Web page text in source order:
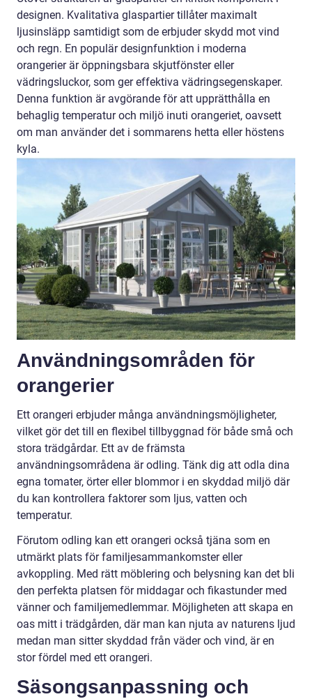
designen. Kvalitativa glaspartier tillåter maximalt
ljusinsläpp samtidigt som de erbjuder skydd mot vind
och regn. En populär designfunktion i moderna
orangerier är öppningsbara skjutfönster eller
vädringsluckor, som ger effektiva vädringsegenskaper.
Denna funktion är avgörande för att upprätthålla en
behaglig temperatur och miljö inuti orangeriet, oavsett
om man använder det i sommarens hetta eller höstens
kyla.
Användningsområden för
orangerier
Ett orangeri erbjuder många användningsmöjligheter,
vilket gör det till en flexibel tillbyggnad för både små och
stora trädgårdar. Ett av de främsta
användningsområdena är odling. Tänk dig att odla dina
egna tomater, örter eller blommor i en skyddad miljö där
du kan kontrollera faktorer som ljus, vatten och
temperatur.
Förutom odling kan ett orangeri också tjäna som en
utmärkt plats för familjesammankomster eller
avkoppling. Med rätt möblering och belysning kan det bli
den perfekta platsen för middagar och fikastunder med
vänner och familjemedlemmar. Möjligheten att skapa en
oas mitt i trädgården, där man kan njuta av naturens ljud
medan man sitter skyddad från väder och vind, är en
stor fördel med ett orangeri.
Säsongsanpassning och